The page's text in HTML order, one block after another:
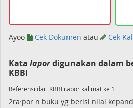
Ayoo Cek Dokumen atau Cek
Kata lapordigunakan dalam
KBBI
Referensi dari KBBI rapor kalimat ke 1
2ra·por n buku yg berisi nilai